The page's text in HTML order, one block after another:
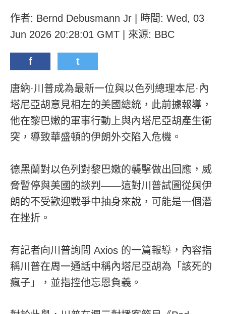
作者: Bernd Debusmann Jr | 時間: Wed, 03
Jun 2026 20:28:01 GMT | 來源: BBC
f t
唐納·川普成為最新一位與以色列總理本尼·內
塔尼亞胡意見相左的美國總統，此前據報導，
他在黎巴嫩的軍事行動上與內塔尼亞胡產生衝
突，導致華盛頓的伊朗外交陷入危機。
德黑蘭對以色列對黎巴嫩的襲擊做出回應，威
脅暫停與美國的談判——這對川普試圖從與伊
朗的不受歡迎戰爭中抽身來說，可能是一個潛
在挫折。
有記者向川普詢問 Axios 的一篇報導，內容指
稱川普在周一通話中稱內塔尼亞胡為「該死的
瘋子」，並指控他忘恩負義。